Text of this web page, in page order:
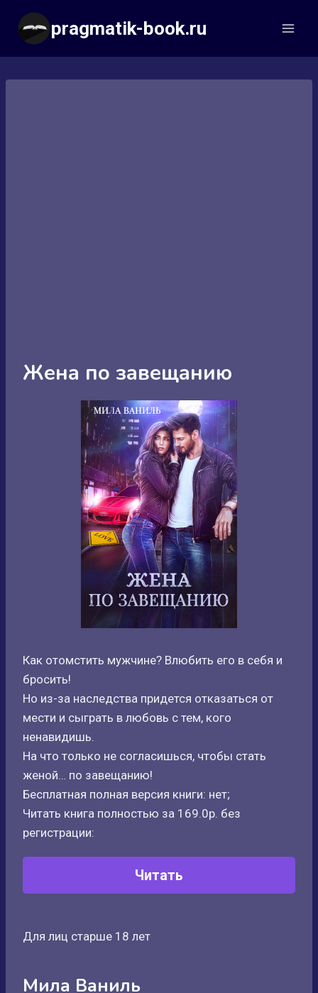
Перейти
содержимому
pragmatik-book.ru
Жена по завещанию
Как отомстить мужчине? Влюбить его в себя и
бросить!
Но из-за наследства придется отказаться от
мести и сыграть в любовь с тем, кого
ненавидишь.
На что только не согласишься, чтобы стать
женой… по завещанию!
Бесплатная полная версия книги: нет;
Читать книга полностью за 169.0р. без
регистрации:
Читать
Для лиц старше 18 лет
Мила Ваниль